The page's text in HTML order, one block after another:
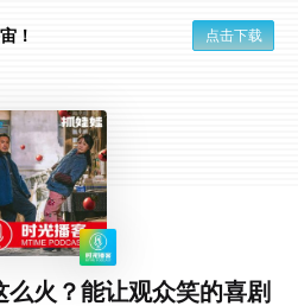
！ 点击下载
么火？能让观众笑的喜剧